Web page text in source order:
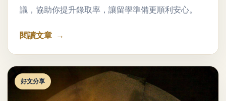
議，協助你提升錄取率，讓留學準備更順利安心。
閱讀文章
好文分享